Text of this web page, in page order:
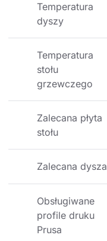
Temperatura
dyszy
Temperatura
stołu
grzewczego
Zalecana płyta
stołu
Zalecana dysza
Obsługiwane
profile druku
Prusa